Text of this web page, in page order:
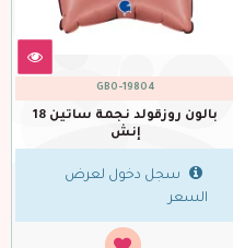
GBO-19804
بالون روزقولد نجمة ساتين 18
إنش
سجل دخول لعرض
السعر